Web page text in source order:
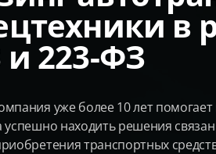
в
223-ФЗ
уже более 10 лет
успешно находить решения
транспортных